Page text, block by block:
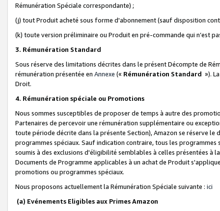
Rémunération Spéciale correspondante) ;
(j) tout Produit acheté sous forme d'abonnement (sauf disposition
(k) toute version préliminaire ou Produit en pré-commande qui n’est
3. Rémunération Standard
Sous réserve des limitations décrites dans le présent Décompte de
rémunération présentée en Annexe (« Rémunération Standard »).
Droit.
4. Rémunération spéciale ou Promotions
Nous sommes susceptibles de proposer de temps à autre des
Partenaires de percevoir une rémunération supplémentaire ou
toute période décrite dans la présente Section), Amazon se réserve
programmes spéciaux. Sauf indication contraire, tous les
soumis à des exclusions d'éligibilité semblables à celles présentées à
Documents de Programme applicables à un achat de Produit
promotions ou programmes spéciaux.
Nous proposons actuellement la Rémunération Spéciale suivante : ici
(a) Evénements Eligibles aux Primes Amazon